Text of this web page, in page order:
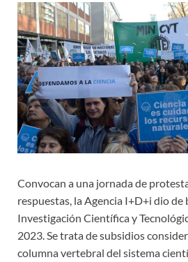
Convocan a una jornada de
respuestas, la Agencia I+D+i dio de
Investigación Científica y
2023. Se trata de subsidios
columna vertebral del sistema